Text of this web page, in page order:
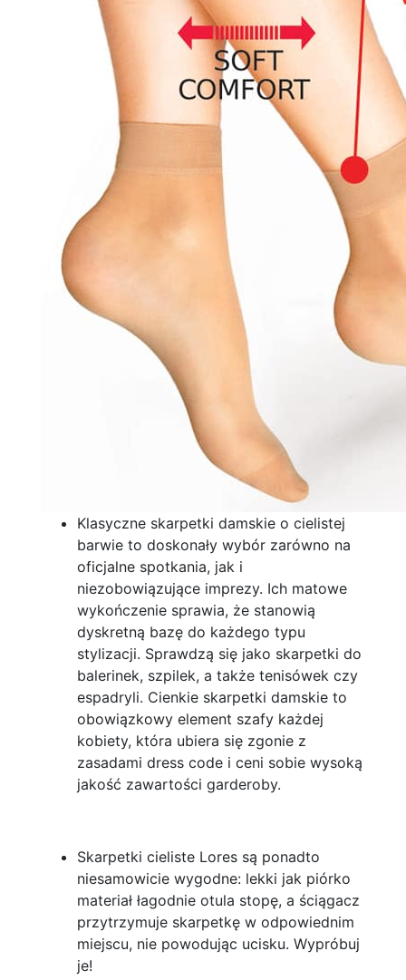
Klasyczne skarpetki damskie o cielistej
barwie to doskonały wybór zarówno na
oficjalne spotkania, jak i
niezobowiązujące imprezy. Ich matowe
wykończenie sprawia, że stanowią
dyskretną bazę do każdego typu
stylizacji. Sprawdzą się jako skarpetki do
balerinek, szpilek, a także tenisówek czy
espadryli. Cienkie skarpetki damskie to
obowiązkowy element szafy każdej
kobiety, która ubiera się zgonie z
zasadami dress code i ceni sobie wysoką
jakość zawartości garderoby.
Skarpetki cieliste Lores są ponadto
niesamowicie wygodne: lekki jak piórko
materiał łagodnie otula stopę, a ściągacz
przytrzymuje skarpetkę w odpowiednim
miejscu, nie powodując ucisku. Wypróbuj
je!